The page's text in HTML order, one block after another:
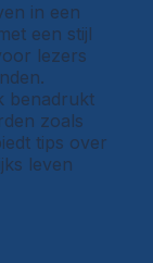
in een
een stijl
lezers
benadrukt
zoals
tips over
leven